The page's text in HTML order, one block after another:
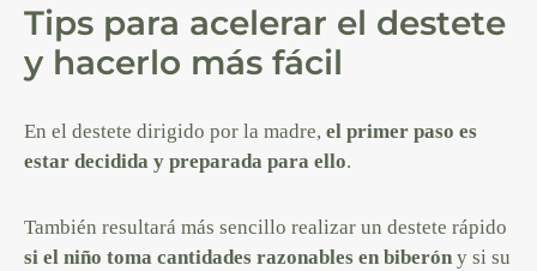
Tips para acelerar el destete
y hacerlo más fácil
En el destete dirigido por la madre, el primer paso es
estar decidida y preparada para ello.
También resultará más sencillo realizar un destete rápido
si el niño toma cantidades razonables en biberón y si su